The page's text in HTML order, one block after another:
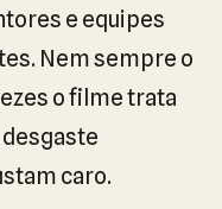
e equipes
Nem sempre o
o filme trata
caro.